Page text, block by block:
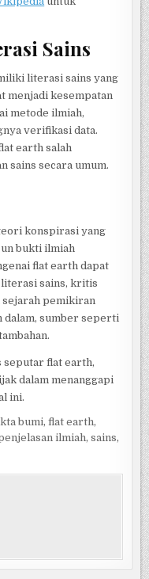
Sains
literasi sains yang
menjadi kesempatan
metode ilmiah,
verifikasi data.
earth salah
sains secara umum.
konspirasi yang
bukti ilmiah
flat earth dapat
sains, kritis
sejarah pemikiran
dalam, sumber seperti
seputar flat earth,
dalam menanggapi
ini.
bumi,flat earth,
ilmiah,sains,